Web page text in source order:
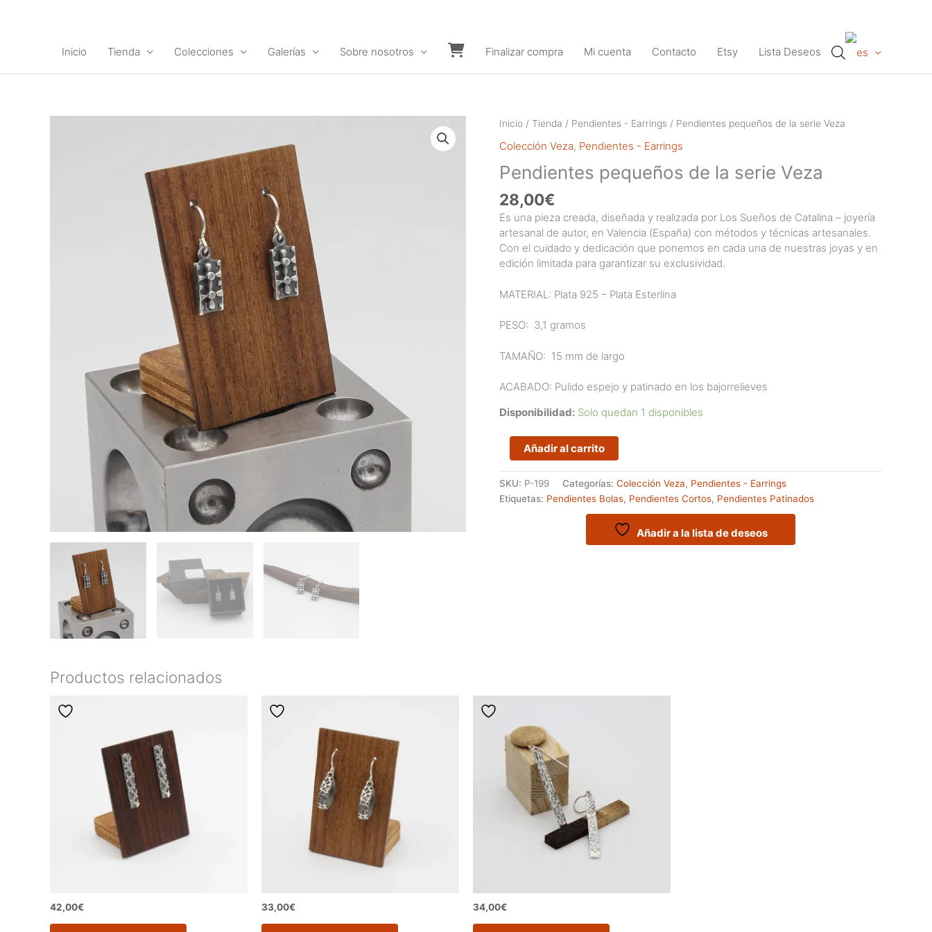
Inicio
Tienda Colecciones Galerías
Sobre nosotros
Carrito
Finalizar compra Mi cuenta Contacto Etsy Lista Deseos
Inicio / Tienda / Pendientes - Earrings / Pendientes pequeños de la serie Veza
Colección Veza, Pendientes - Earrings
Pendientes pequeños de la serie Veza
28,00€
Es una pieza creada, diseñada y realizada por Los Sueños de Catalina – joyería
artesanal de autor, en Valencia (España) con métodos y técnicas artesanales.
Con el cuidado y dedicación que ponemos en cada una de nuestras joyas y en
edición limitada para garantizar su exclusividad.
MATERIAL: Plata 925 – Plata Esterlina
PESO: 3,1 gramos
TAMAÑO: 15 mm de largo
ACABADO: Pulido espejo y patinado en los bajorrelieves
Disponibilidad: Solo quedan 1 disponibles
Pendientes
pequeños
de
la
serie
Añadir al carrito
SKU: P-199 Categorías: Colección Veza, Pendientes - Earrings
Etiquetas: Pendientes Bolas, Pendientes Cortos, Pendientes Patinados
Añadir a la lista de deseos
Productos relacionados
42,00€ 33,00€ 34,00€